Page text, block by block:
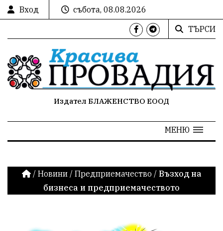
Вход
събота, 08.08.2026
ТЪРСИ
Издател БЛАЖЕНСТВО ЕООД
МЕНЮ
/ Новини / Предприемачество / Възход на
бизнеса и предприемачеството